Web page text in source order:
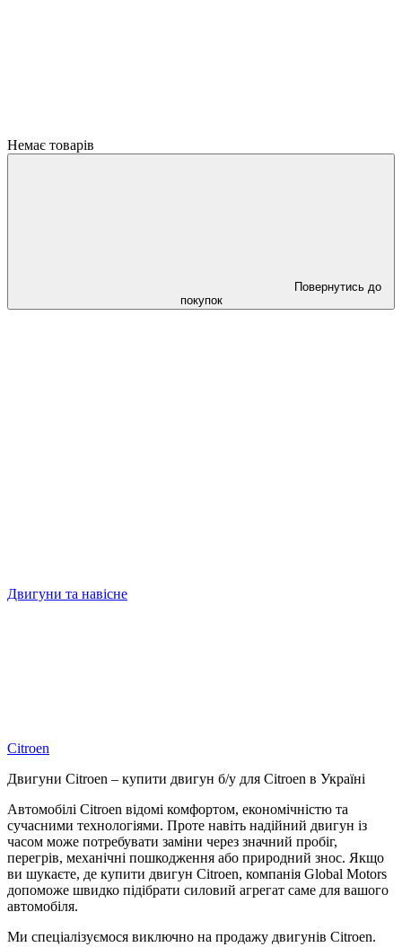
Немає товарів
Повернутись до
покупок
Двигуни та навісне
Citroen
Двигуни Citroen – купити двигун б/у для Citroen в Україні
Автомобілі Citroen відомі комфортом, економічністю та
сучасними технологіями. Проте навіть надійний двигун із
часом може потребувати заміни через значний пробіг,
перегрів, механічні пошкодження або природний знос. Якщо
ви шукаєте, де купити двигун Citroen, компанія Global Motors
допоможе швидко підібрати силовий агрегат саме для вашого
автомобіля.
Ми спеціалізуємося виключно на продажу двигунів Citroen.